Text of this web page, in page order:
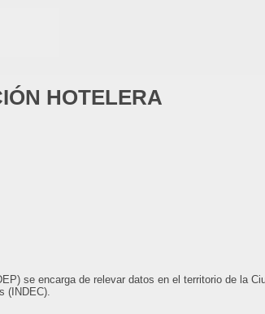
HOTELERA
se encarga de relevar datos en el territorio de la
(INDEC).